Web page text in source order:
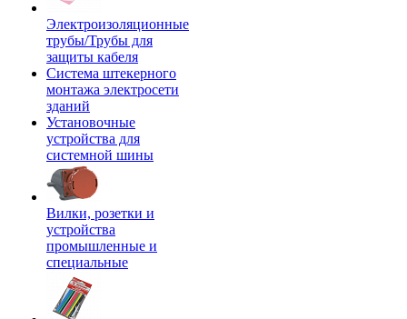
Электроизоляционные
трубы/Трубы для
защиты кабеля
Система штекерного
монтажа электросети
зданий
Установочные
устройства для
системной шины
Вилки, розетки и
устройства
промышленные и
специальные